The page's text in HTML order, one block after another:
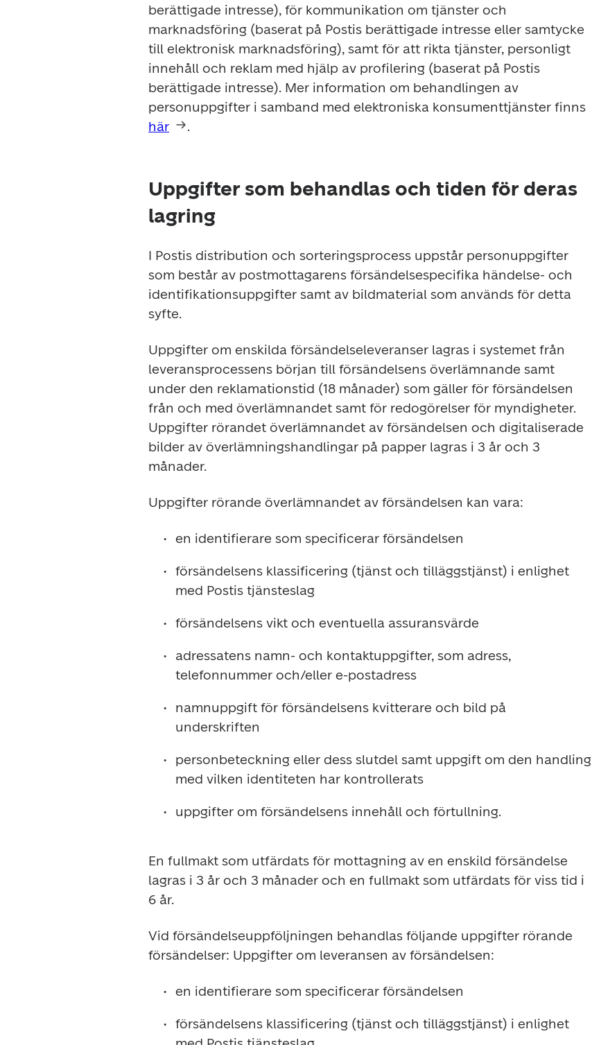
berättigade intresse), för kommunikation om tjänster och
marknadsföring (baserat på Postis berättigade intresse eller samtycke
till elektronisk marknadsföring), samt för att rikta tjänster, personligt
innehåll och reklam med hjälp av profilering (baserat på Postis
berättigade intresse). Mer information om behandlingen av
här
.
Uppgifter som behandlas och tiden för deras
lagring
I Postis distribution och sorteringsprocess uppstår personuppgifter
som består av postmottagarens försändelsespecifika händelse- och
identifikationsuppgifter samt av bildmaterial som används för detta
syfte.
Uppgifter om enskilda försändelseleveranser lagras i systemet från
leveransprocessens början till försändelsens överlämnande samt
under den reklamationstid (18 månader) som gäller för försändelsen
från och med överlämnandet samt för redogörelser för myndigheter.
Uppgifter rörandet överlämnandet av försändelsen och digitaliserade
bilder av överlämningshandlingar på papper lagras i 3 år och 3
månader.
Uppgifter rörande överlämnandet av försändelsen kan vara:
en identifierare som specificerar försändelsen
försändelsens klassificering (tjänst och tilläggstjänst) i enlighet
med Postis tjänsteslag
försändelsens vikt och eventuella assuransvärde
adressatens namn- och kontaktuppgifter, som adress,
telefonnummer och/eller e-postadress
namnuppgift för försändelsens kvitterare och bild på
underskriften
personbeteckning eller dess slutdel samt uppgift om den handling
med vilken identiteten har kontrollerats
uppgifter om försändelsens innehåll och förtullning.
En fullmakt som utfärdats för mottagning av en enskild försändelse
lagras i 3 år och 3 månader och en fullmakt som utfärdats för viss tid i
6 år.
Vid försändelseuppföljningen behandlas följande uppgifter rörande
försändelser: Uppgifter om leveransen av försändelsen:
en identifierare som specificerar försändelsen
försändelsens klassificering (tjänst och tilläggstjänst) i enlighet